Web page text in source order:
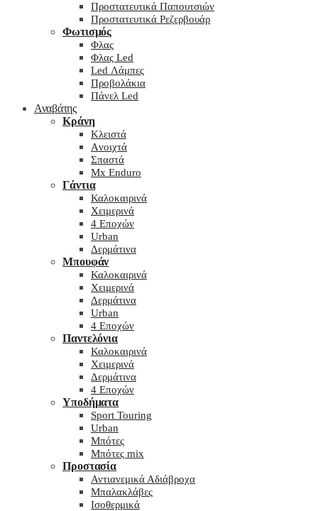
Προστατευτικά Παπουτσιών
Προστατευτικά Ρεζερβουάρ
Φωτισμός
Φλας
Φλας Led
Led Λάμπες
Προβολάκια
Πάνελ Led
Αναβάτης
Κράνη
Kλειστά
Aνοιχτά
Σπαστά
Mx Enduro
Γάντια
Καλοκαιρινά
Χειμερινά
4 Εποχών
Urban
Δερμάτινα
Μπουφάν
Καλοκαιρινά
Χειμερινά
Δερμάτινα
Urban
4 Εποχών
Παντελόνια
Καλοκαιρινά
Χειμερινά
Δερμάτινα
4 Εποχών
Υποδήματα
Sport Touring
Urban
Μπότες
Μπότες mix
Προστασία
Αντιανεμικά Αδιάβροχα
Μπαλακλάβες
Ισοθερμικά